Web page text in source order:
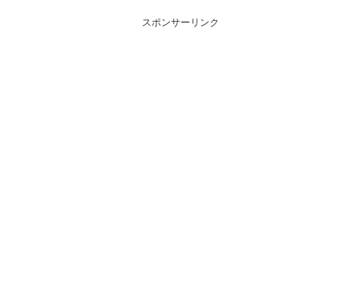
(注意喚起・申込停止)など、空売
り関連情報を集計し、図解でわ
(注意喚起・申込停止)など、空売
り関連情報を集計し、図解でわ
スポンサーリンク